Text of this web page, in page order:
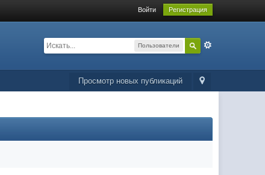
Войти Регистрация
Пользователи
Просмотр новых публикаций